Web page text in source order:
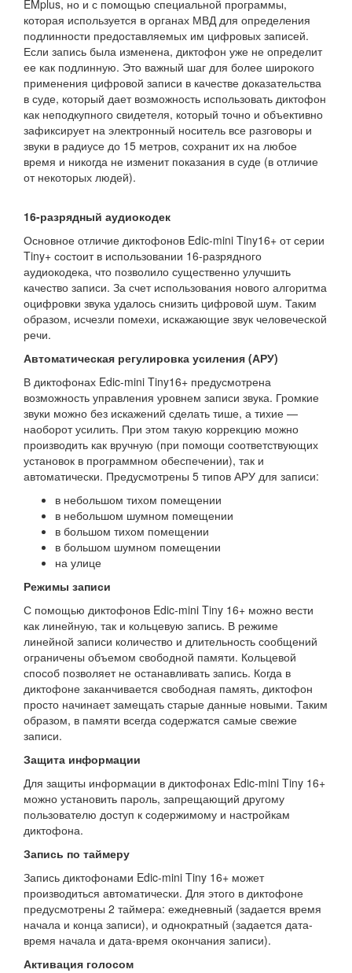
EMplus, но и с помощью специальной программы,
которая используется в органах МВД для определения
подлинности предоставляемых им цифровых записей.
Если запись была изменена, диктофон уже не определит
ее как подлинную. Это важный шаг для более широкого
применения цифровой записи в качестве доказательства
в суде, который дает возможность использовать диктофон
как неподкупного свидетеля, который точно и объективно
зафиксирует на электронный носитель все разговоры и
звуки в радиусе до 15 метров, сохранит их на любое
время и никогда не изменит показания в суде (в отличие
от некоторых людей).
16-разрядный аудиокодек
Основное отличие диктофонов Edic-mini Tiny16+ от серии
Tiny+ состоит в использовании 16-разрядного
аудиокодека, что позволило существенно улучшить
качество записи. За счет использования нового алгоритма
оцифровки звука удалось снизить цифровой шум. Таким
образом, исчезли помехи, искажающие звук человеческой
речи.
Автоматическая регулировка усиления (АРУ)
В диктофонах Edic-mini Tiny16+ предусмотрена
возможность управления уровнем записи звука. Громкие
звуки можно без искажений сделать тише, а тихие —
наоборот усилить. При этом такую коррекцию можно
производить как вручную (при помощи соответствующих
установок в программном обеспечении), так и
автоматически. Предусмотрены 5 типов АРУ для записи:
в небольшом тихом помещении
в небольшом шумном помещении
в большом тихом помещении
в большом шумном помещении
на улице
Режимы записи
С помощью диктофонов Edic-mini Tiny 16+ можно вести
как линейную, так и кольцевую запись. В режиме
линейной записи количество и длительность сообщений
ограничены объемом свободной памяти. Кольцевой
способ позволяет не останавливать запись. Когда в
диктофоне заканчивается свободная память, диктофон
просто начинает замещать старые данные новыми. Таким
образом, в памяти всегда содержатся самые свежие
записи.
Защита информации
Для защиты информации в диктофонах Edic-mini Tiny 16+
можно установить пароль, запрещающий другому
пользователю доступ к содержимому и настройкам
диктофона.
Запись по таймеру
Запись диктофонами Edic-mini Tiny 16+ может
производиться автоматически. Для этого в диктофоне
предусмотрены 2 таймера: ежедневный (задается время
начала и конца записи), и однократный (задается дата-
время начала и дата-время окончания записи).
Активация голосом